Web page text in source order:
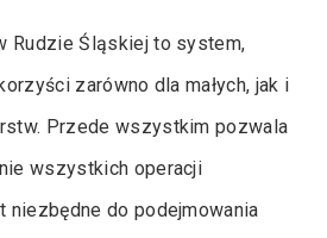
Rudzie Śląskiej to system,
zarówno dla małych, jak i
Przede wszystkim pozwala
wszystkich operacji
niezbędne do podejmowania